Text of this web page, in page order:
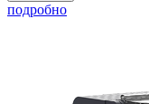
подробно